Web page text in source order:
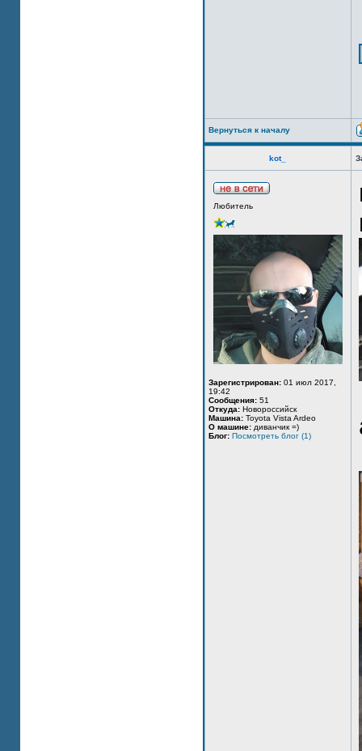
Вернуться к началу
kot_
Любитель
Зарегистрирован: 01 июл 2017,
19:42
Сообщения: 51
Откуда: Новороссийск
Машина: Toyota Vista Ardeo
О машине: диванчик =)
Блог: Посмотреть блог (1)